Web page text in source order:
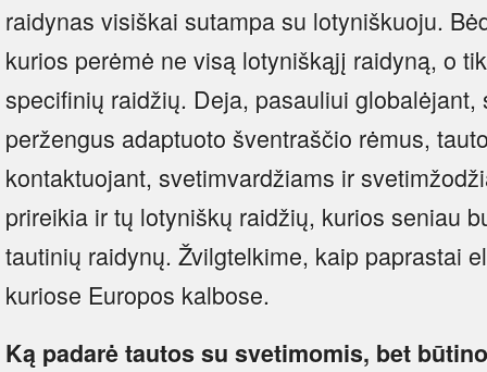
raidynas visiškai sutampa su lotyniškuoju.
kurios perėmė ne visą lotyniškąjį raidyną, o
specifinių raidžių. Deja, pasauliui
peržengus adaptuoto šventraščio rėmus,
kontaktuojant, svetimvardžiams ir
prireikia ir tų lotyniškų raidžių, kurios seniau
tautinių raidynų. Žvilgtelkime, kaip paprastai
kuriose Europos kalbose.
Ką padarė tautos su svetimomis, bet